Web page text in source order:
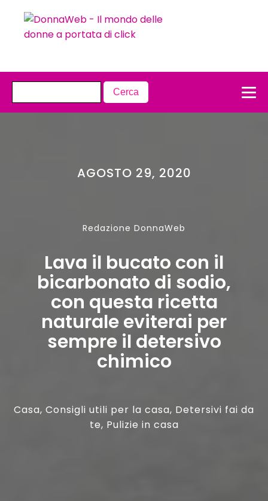
AGOSTO 29, 2020
Redazione DonnaWeb
Lava il bucato con il
bicarbonato di sodio,
con questa ricetta
naturale eviterai per
sempre il detersivo
chimico
Casa, Consigli utili per la casa, Detersivi fai da
te, Pulizie in casa